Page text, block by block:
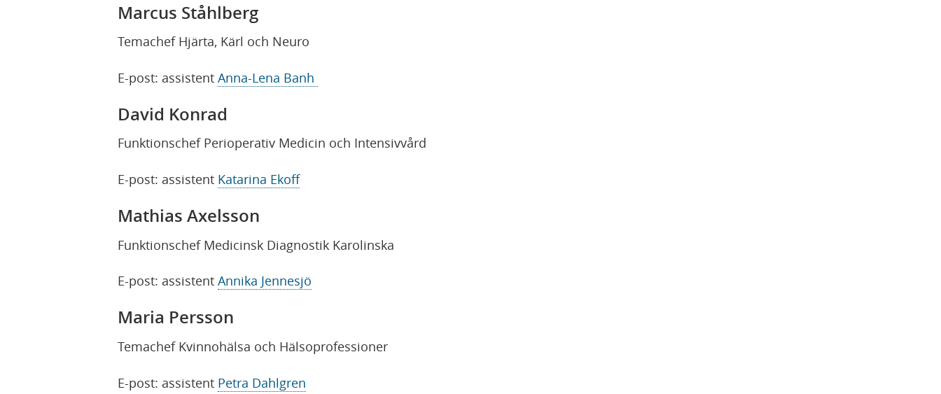
Marcus Ståhlberg
Temachef Hjärta, Kärl och Neuro
E-post: assistent Anna-Lena Banh
David Konrad
Funktionschef Perioperativ Medicin och Intensivvård
E-post: assistent Katarina Ekoff
Mathias Axelsson
Funktionschef Medicinsk Diagnostik Karolinska
E-post: assistent Annika Jennesjö
Maria Persson
Temachef Kvinnohälsa och Hälsoprofessioner
E-post: assistent Petra Dahlgren